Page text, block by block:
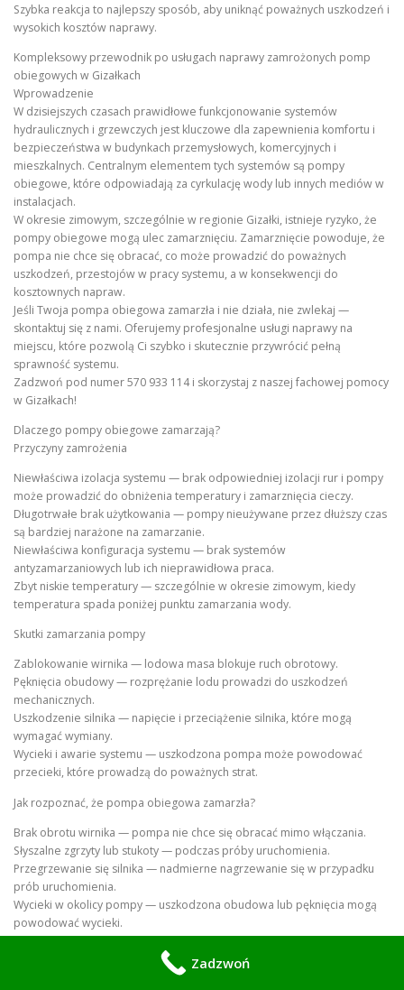
Szybka reakcja to najlepszy sposób, aby uniknąć poważnych uszkodzeń i
wysokich kosztów naprawy.
Kompleksowy przewodnik po usługach naprawy zamrożonych pomp
obiegowych w Gizałkach
Wprowadzenie
W dzisiejszych czasach prawidłowe funkcjonowanie systemów
hydraulicznych i grzewczych jest kluczowe dla zapewnienia komfortu i
bezpieczeństwa w budynkach przemysłowych, komercyjnych i
mieszkalnych. Centralnym elementem tych systemów są pompy
obiegowe, które odpowiadają za cyrkulację wody lub innych mediów w
instalacjach.
W okresie zimowym, szczególnie w regionie Gizałki, istnieje ryzyko, że
pompy obiegowe mogą ulec zamarznięciu. Zamarznięcie powoduje, że
pompa nie chce się obracać, co może prowadzić do poważnych
uszkodzeń, przestojów w pracy systemu, a w konsekwencji do
kosztownych napraw.
Jeśli Twoja pompa obiegowa zamarzła i nie działa, nie zwlekaj —
skontaktuj się z nami. Oferujemy profesjonalne usługi naprawy na
miejscu, które pozwolą Ci szybko i skutecznie przywrócić pełną
sprawność systemu.
Zadzwoń pod numer 570 933 114 i skorzystaj z naszej fachowej pomocy
w Gizałkach!
Dlaczego pompy obiegowe zamarzają?
Przyczyny zamrożenia
Niewłaściwa izolacja systemu — brak odpowiedniej izolacji rur i pompy
może prowadzić do obniżenia temperatury i zamarznięcia cieczy.
Długotrwałe brak użytkowania — pompy nieużywane przez dłuższy czas
są bardziej narażone na zamarzanie.
Niewłaściwa konfiguracja systemu — brak systemów
antyzamarzaniowych lub ich nieprawidłowa praca.
Zbyt niskie temperatury — szczególnie w okresie zimowym, kiedy
temperatura spada poniżej punktu zamarzania wody.
Skutki zamarzania pompy
Zablokowanie wirnika — lodowa masa blokuje ruch obrotowy.
Pęknięcia obudowy — rozprężanie lodu prowadzi do uszkodzeń
mechanicznych.
Uszkodzenie silnika — napięcie i przeciążenie silnika, które mogą
wymagać wymiany.
Wycieki i awarie systemu — uszkodzona pompa może powodować
przecieki, które prowadzą do poważnych strat.
Jak rozpoznać, że pompa obiegowa zamarzła?
Brak obrotu wirnika — pompa nie chce się obracać mimo włączania.
Słyszalne zgrzyty lub stukoty — podczas próby uruchomienia.
Przegrzewanie się silnika — nadmierne nagrzewanie się w przypadku
prób uruchomienia.
Wycieki w okolicy pompy — uszkodzona obudowa lub pęknięcia mogą
powodować wycieki.
Brak cyrkulacji — w systemie nie ma przepływu, co może wskazywać na
zamarznięcie lub uszkodzenie.
Zadzwoń